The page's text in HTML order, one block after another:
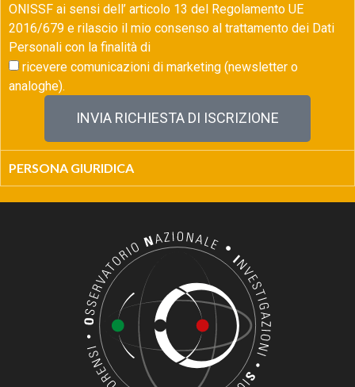
ONISSF ai sensi dell’ articolo 13 del Regolamento UE
2016/679 e rilascio il mio consenso al trattamento dei Dati
Personali con la finalità di
ricevere comunicazioni di marketing (newsletter o
analoghe).
INVIA RICHIESTA DI ISCRIZIONE
PERSONA GIURIDICA